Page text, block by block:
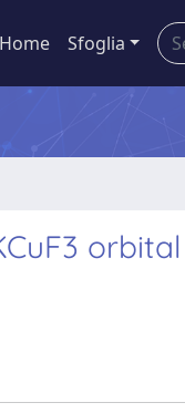
Home Sfoglia
orbital